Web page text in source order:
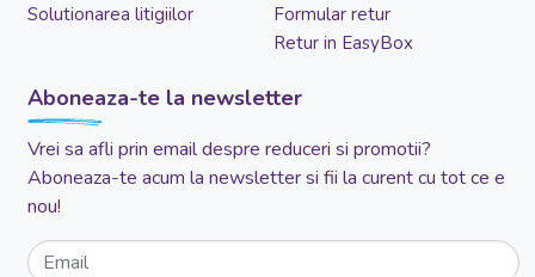
Solutionarea litigiilor
Formular retur
Retur in EasyBox
Aboneaza-te la newsletter
Vrei sa afli prin email despre reduceri si promotii?
Aboneaza-te acum la newsletter si fii la curent cu tot ce e
nou!
Email